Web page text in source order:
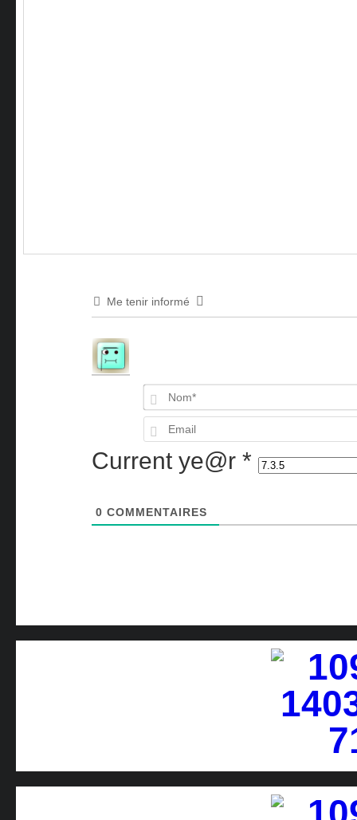
Me tenir informé
Current ye@r *
0 COMMENTAIRES